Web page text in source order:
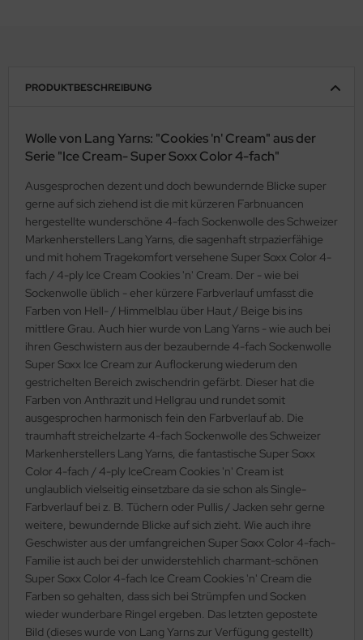
PRODUKTBESCHREIBUNG
Wolle von Lang Yarns: "Cookies 'n' Cream" aus der
Serie "Ice Cream- Super Soxx Color 4-fach"
Ausgesprochen dezent und doch bewundernde Blicke super
gerne auf sich ziehend ist die mit kürzeren Farbnuancen
hergestellte wunderschöne 4-fach Sockenwolle des Schweizer
Markenherstellers Lang Yarns, die sagenhaft strpazierfähige
und mit hohem Tragekomfort versehene Super Soxx Color 4-
fach / 4-ply Ice Cream Cookies 'n' Cream. Der - wie bei
Sockenwolle üblich - eher kürzere Farbverlauf umfasst die
Farben von Hell- / Himmelblau über Haut / Beige bis ins
mittlere Grau. Auch hier wurde von Lang Yarns - wie auch bei
ihren Geschwistern aus der bezaubernde 4-fach Sockenwolle
Super Soxx Ice Cream zur Auflockerung wiederum den
gestrichelten Bereich zwischendrin gefärbt. Dieser hat die
Farben von Anthrazit und Hellgrau und rundet somit
ausgesprochen harmonisch fein den Farbverlauf ab. Die
traumhaft streichelzarte 4-fach Sockenwolle des Schweizer
Markenherstellers Lang Yarns, die fantastische Super Soxx
Color 4-fach / 4-ply IceCream Cookies 'n' Cream ist
unglaublich vielseitig einsetzbare da sie schon als Single-
Farbverlauf bei z. B. Tüchern oder Pullis / Jacken sehr gerne
weitere, bewundernde Blicke auf sich zieht. Wie auch ihre
Geschwister aus der umfangreichen Super Soxx Color 4-fach-
Familie ist auch bei der unwiderstehlich charmant-schönen
Super Soxx Color 4-fach Ice Cream Cookies 'n' Cream die
Farben so gehalten, dass sich bei Strümpfen und Socken
wieder wunderbare Ringel ergeben. Das letzten gepostete
Bild (dieses wurde von Lang Yarns zur Verfügung gestellt)